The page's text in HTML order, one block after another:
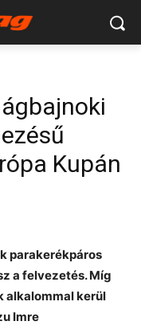
Kupán
parakerékpáros
a felvezetés. Míg
alkalommal kerül
Imre